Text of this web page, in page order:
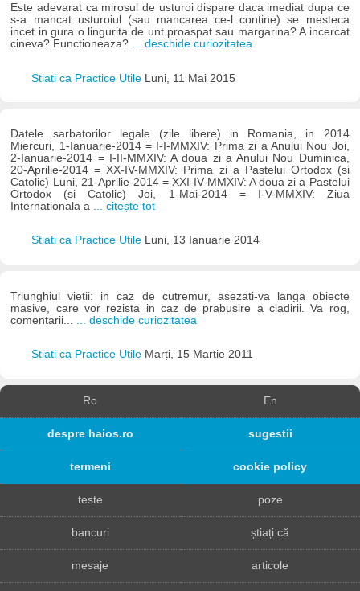
Este adevarat ca mirosul de usturoi dispare daca imediat dupa ce
s-a mancat usturoiul (sau mancarea ce-l contine) se mesteca
incet in gura o lingurita de unt proaspat sau margarina? A incercat
cineva? Functioneaza? ... deschide curiozitatea
Stiati ca Practice Utile Luni, 11 Mai 2015
Datele sarbatorilor legale (zile libere) in Romania, in 2014
Miercuri, 1-Ianuarie-2014 = I-I-MMXIV: Prima zi a Anului Nou Joi,
2-Ianuarie-2014 = I-II-MMXIV: A doua zi a Anului Nou Duminica,
20-Aprilie-2014 = XX-IV-MMXIV: Prima zi a Pastelui Ortodox (si
Catolic) Luni, 21-Aprilie-2014 = XXI-IV-MMXIV: A doua zi a Pastelui
Ortodox (si Catolic) Joi, 1-Mai-2014 = I-V-MMXIV: Ziua
Internationala a ... citește tot
Stiati ca Practice Utile Luni, 13 Ianuarie 2014
Triunghiul vietii: in caz de cutremur, asezati-va langa obiecte
masive, care vor rezista in caz de prabusire a cladirii. Va rog,
comentarii...
... deschide curiozitatea
Stiati ca Practice Utile Marți, 15 Martie 2011
Ro En
despre haios.ro sugestii
termeni cookie policy
teste poze
bancuri știați că
mesaje articole